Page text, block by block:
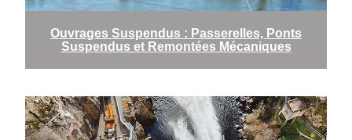
Ouvrages Suspendus : Passerelles, Ponts
Suspendus et Remontées Mécaniques